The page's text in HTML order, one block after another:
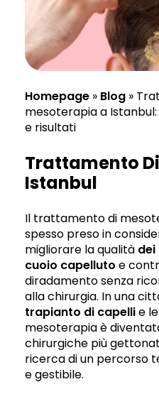
Homepage » Blog »
mesoterapia a
e risultati
Trattamento
Istanbul
Il trattamento di
spesso preso in
migliorare la qualità dei
cuoio capelluto e
diradamento senza
alla chirurgia. In una
trapianto di capellie
mesoterapia è
chirurgiche più
ricerca di un percorso
e gestibile.